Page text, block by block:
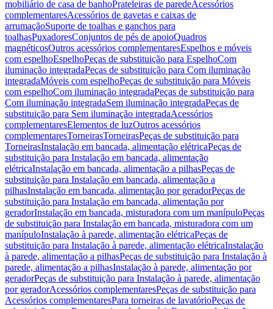
mobiliário de casa de banhoPrateleiras de paredeAcessórios
complementaresAcessórios de gavetas e caixas de
arrumaçãoSuporte de toalhas e ganchos para
toalhasPuxadoresConjuntos de pés de apoioQuadros
magnéticosOutros acessórios complementaresEspelhos e móveis
com espelhoEspelhoPeças de substituição para EspelhoCom
iluminação integradaPeças de substituição para Com iluminação
integradaMóveis com espelhoPeças de substituição para Móveis
com espelhoCom iluminação integradaPeças de substituição para
Com iluminação integradaSem iluminação integradaPeças de
substituição para Sem iluminação integradaAcessórios
complementaresElementos de luzOutros acessórios
complementaresTorneirasTorneirasPeças de substituição para
TorneirasInstalação em bancada, alimentação elétricaPeças de
substituição para Instalação em bancada, alimentação
elétricaInstalação em bancada, alimentação a pilhasPeças de
substituição para Instalação em bancada, alimentação a
pilhasInstalação em bancada, alimentação por geradorPeças de
substituição para Instalação em bancada, alimentação por
geradorInstalação em bancada, misturadora com um manípuloPeças
de substituição para Instalação em bancada, misturadora com um
manípuloInstalação à parede, alimentação elétricaPeças de
substituição para Instalação à parede, alimentação elétricaInstalação
à parede, alimentação a pilhasPeças de substituição para Instalação à
parede, alimentação a pilhasInstalação à parede, alimentação por
geradorPeças de substituição para Instalação à parede, alimentação
por geradorAcessórios complementaresPeças de substituição para
Acessórios complementaresPara torneiras de lavatórioPeças de